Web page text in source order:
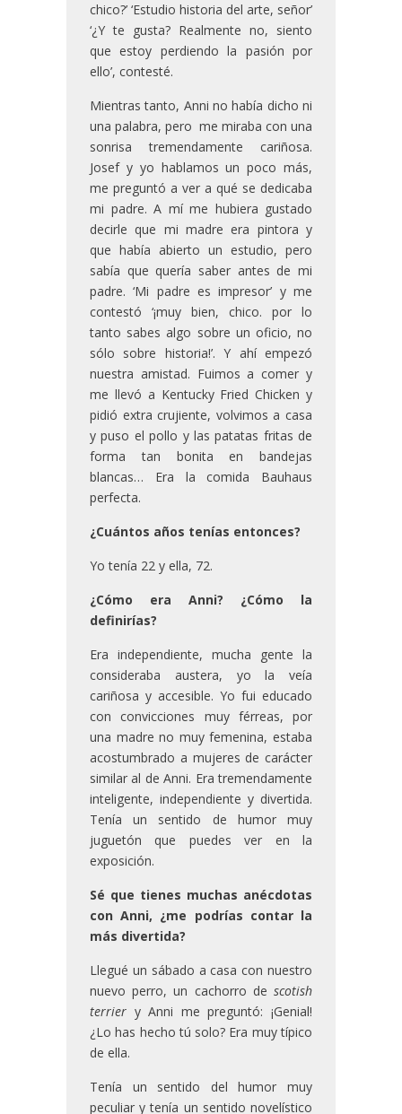
chico?’ ‘Estudio historia del arte, señor’
‘¿Y te gusta? Realmente no, siento
que estoy perdiendo la pasión por
ello’, contesté.
Mientras tanto, Anni no había dicho ni
una palabra, pero me miraba con una
sonrisa tremendamente cariñosa.
Josef y yo hablamos un poco más,
me preguntó a ver a qué se dedicaba
mi padre. A mí me hubiera gustado
decirle que mi madre era pintora y
que había abierto un estudio, pero
sabía que quería saber antes de mi
padre. ‘Mi padre es impresor’ y me
contestó ‘¡muy bien, chico. por lo
tanto sabes algo sobre un oficio, no
sólo sobre historia!’. Y ahí empezó
nuestra amistad. Fuimos a comer y
me llevó a Kentucky Fried Chicken y
pidió extra crujiente, volvimos a casa
y puso el pollo y las patatas fritas de
forma tan bonita en bandejas
blancas… Era la comida Bauhaus
perfecta.
¿Cuántos años tenías entonces?
Yo tenía 22 y ella, 72.
¿Cómo era Anni? ¿Cómo la
definirías?
Era independiente, mucha gente la
consideraba austera, yo la veía
cariñosa y accesible. Yo fui educado
con convicciones muy férreas, por
una madre no muy femenina, estaba
acostumbrado a mujeres de carácter
similar al de Anni. Era tremendamente
inteligente, independiente y divertida.
Tenía un sentido de humor muy
juguetón que puedes ver en la
exposición.
Sé que tienes muchas anécdotas
con Anni, ¿me podrías contar la
más divertida?
Llegué un sábado a casa con nuestro
nuevo perro, un cachorro de scotish
terrier y Anni me preguntó: ¡Genial!
¿Lo has hecho tú solo? Era muy típico
de ella.
Tenía un sentido del humor muy
peculiar y tenía un sentido novelístico